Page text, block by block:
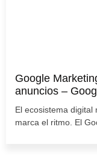
Google
anuncios –
El ecosistema digital
marca el ritmo. El